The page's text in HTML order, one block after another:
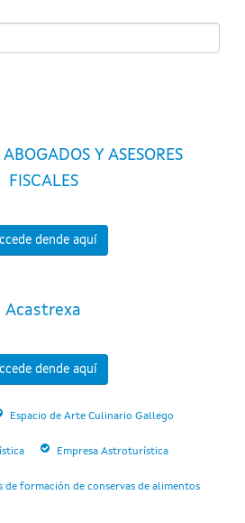
Y ASESORES
FISCALES
dende aquí
Acastrexa
dende aquí
Espacio de Arte Culinario Gallego
Empresa Astroturística
de formación de conservas de alimentos